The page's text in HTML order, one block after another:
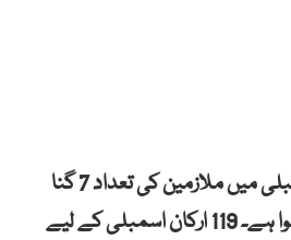
پشاور: خیبرپختونخوا اسمبلی میں ملازمین کی تعداد 7 گنا
زیادہ ہونے کا انکشاف ہوا ہے۔ 119 ارکان اسمبلی کے لیے